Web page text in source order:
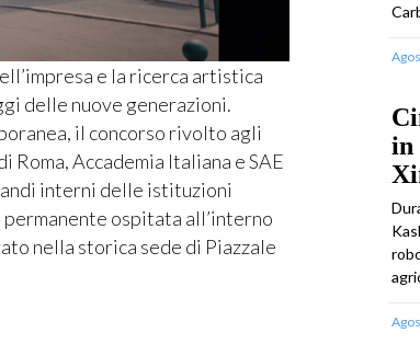
e la ricerca artistica
delle nuove generazioni.
il concorso rivolto agli
Accademia Italiana e SAE
interni delle istituzioni
ospitata all’interno
nella storica sede di Piazzale
in